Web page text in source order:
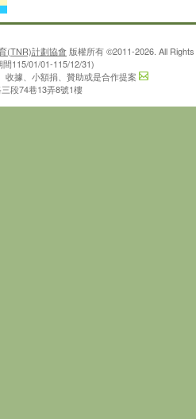
(TNR)計劃協會 版權所有 ©2011-2026. All
115/01/01-115/12/31)
收據、小額捐、贊助或是合作提案
段74巷13弄8號1樓